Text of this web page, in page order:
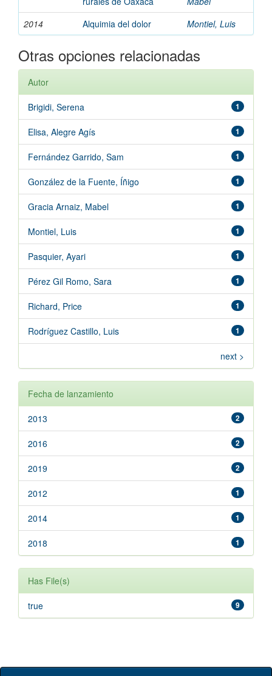
2014
Alquimia del dolor Montiel, Luis
Otras opciones relacionadas
Autor
1
Brigidi, Serena
1
Elisa, Alegre Agís
1
Fernández Garrido, Sam
1
González de la Fuente, Íñigo
1
Gracia Arnaiz, Mabel
1
Montiel, Luis
1
Pasquier, Ayari
1
Pérez Gil Romo, Sara
1
Richard, Price
1
Rodríguez Castillo, Luis
next >
Fecha de lanzamiento
2
2013
2
2016
2
2019
1
2012
1
2014
1
2018
Has File(s)
9
true